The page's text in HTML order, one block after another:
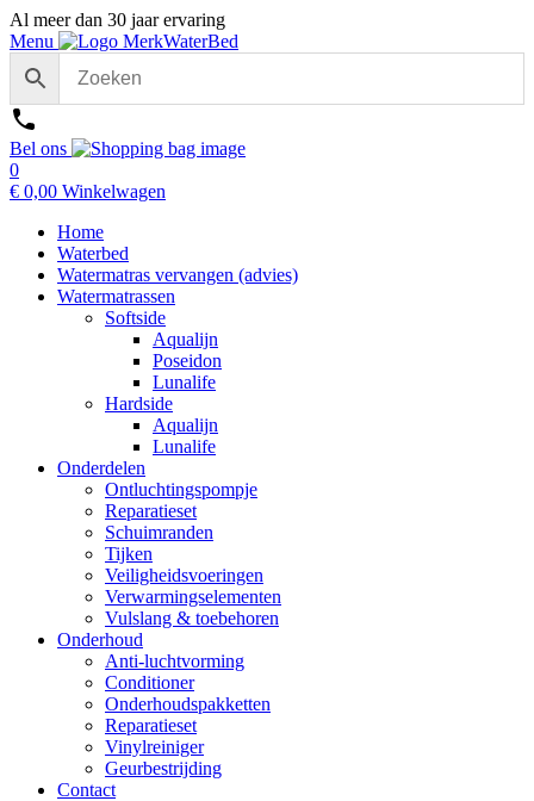
Al meer dan 30 jaar ervaring
Menu
Bel ons
0
€ 0,00 Winkelwagen
Home
Waterbed
Watermatras vervangen (advies)
Watermatrassen
Softside
Aqualijn
Poseidon
Lunalife
Hardside
Aqualijn
Lunalife
Onderdelen
Ontluchtingspompje
Reparatieset
Schuimranden
Tijken
Veiligheidsvoeringen
Verwarmingselementen
Vulslang & toebehoren
Onderhoud
Anti-luchtvorming
Conditioner
Onderhoudspakketten
Reparatieset
Vinylreiniger
Geurbestrijding
Contact